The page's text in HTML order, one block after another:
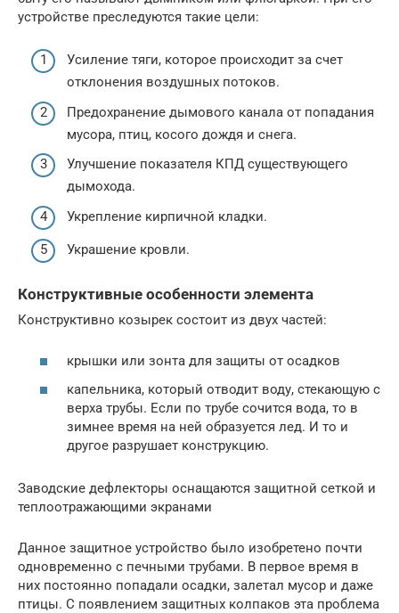
устройстве преследуются такие цели:
Усиление тяги, которое происходит за счет
отклонения воздушных потоков.
Предохранение дымового канала от попадания
мусора, птиц, косого дождя и снега.
Улучшение показателя КПД существующего
дымохода.
Укрепление кирпичной кладки.
Украшение кровли.
Конструктивные особенности элемента
Конструктивно козырек состоит из двух частей:
крышки или зонта для защиты от осадков
капельника, который отводит воду, стекающую с
верха трубы. Если по трубе сочится вода, то в
зимнее время на ней образуется лед. И то и
другое разрушает конструкцию.
Заводские дефлекторы оснащаются защитной сеткой и
теплоотражающими экранами
Данное защитное устройство было изобретено почти
одновременно с печными трубами. В первое время в
них постоянно попадали осадки, залетал мусор и даже
птицы. С появлением защитных колпаков эта проблема